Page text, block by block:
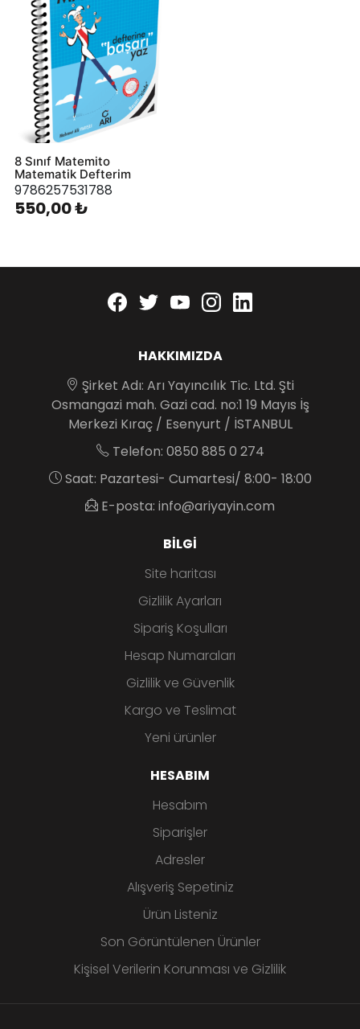
8 Sınıf Matemito
Matematik Defterim
9786257531788
550,00 ₺
Facebook
twitteryoutubeinstagram
HAKKIMIZDA
Şirket Adı: Arı Yayıncılık Tic. Ltd. Şti
Osmangazi mah. Gazi cad. no:1 19 Mayıs İş
Merkezi Kıraç / Esenyurt / İSTANBUL
Telefon: 0850 885 0 274
Saat: Pazartesi- Cumartesi/ 8:00- 18:00
E-posta: info@ariyayin.com
BILGI
Site haritası
Gizlilik Ayarları
Sipariş Koşulları
Hesap Numaraları
Gizlilik ve Güvenlik
Kargo ve Teslimat
Yeni ürünler
HESABIM
Hesabım
Siparişler
Adresler
Alışveriş Sepetiniz
Ürün Listeniz
Son Görüntülenen Ürünler
Kişisel Verilerin Korunması ve Gizlilik